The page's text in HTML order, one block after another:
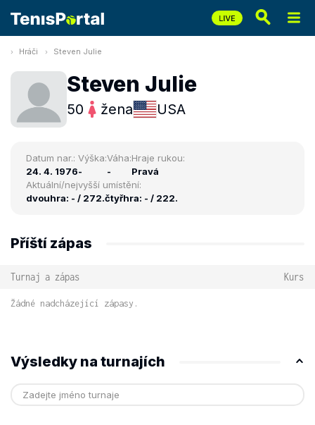
Hráči Steven Julie
Steven Julie
50 žena USA
Datum nar.:
24. 4. 1976
Výška:
-
Váha:
-
Hraje rukou:
Pravá
Aktuální/nejvyšší umístění:
dvouhra: - / 272.čtyřhra: - / 222.
Příští zápas
Turnaj a zápas Kurs
Žádné nadcházející zápasy.
Výsledky na turnajích